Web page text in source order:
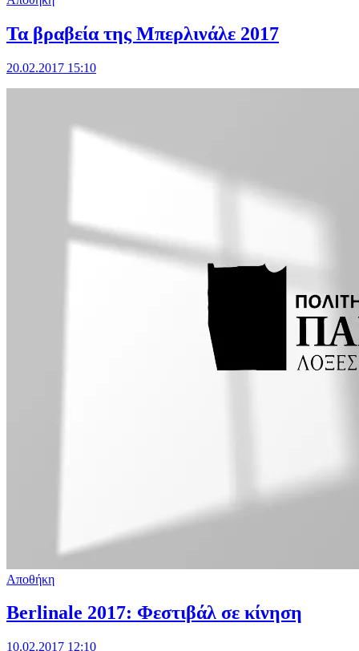
Τα βραβεία της Μπερλινάλε 2017
20.02.2017 15:10
Αποθήκη
Berlinale 2017: Φεστιβάλ σε κίνηση
10.02.2017 12:10